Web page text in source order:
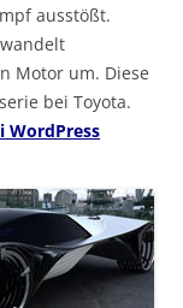
ausstößt.
Motor um. Diese
bei Toyota.
WordPress